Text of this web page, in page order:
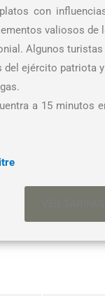
con
valiosos
Algunos
ejército patriota
a 15 minutos